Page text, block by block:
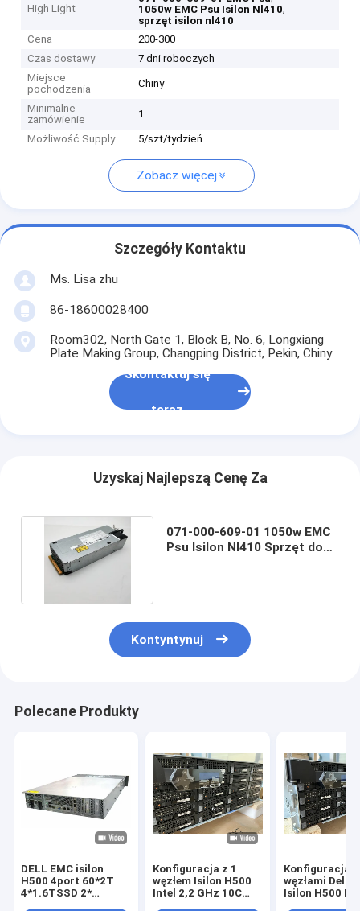
High Light
1050w EMC Psu Isilon Nl410,
sprzęt isilon nl410
Cena
200-300
Czas dostawy
7 dni roboczych
Miejsce
pochodzenia
Chiny
Minimalne
zamówienie
1
Możliwość Supply 5/szt/tydzień
Zobacz więcej
Szczegóły Kontaktu
Ms. Lisa zhu
86-18600028400
Room302, North Gate 1, Block B, No. 6, Longxiang
Plate Making Group, Changping District, Pekin, Chiny
Skontaktuj się
teraz
Uzyskaj Najlepszą Cenę Za
071-000-609-01 1050w EMC
Psu Isilon Nl410 Sprzęt do
Kontyntynuj
Polecane Produkty
DELL EMC isilon
H500 4port 60*2T
4*1.6TSSD 2*
Konfiguracja z 1
węzłem Isilon H500
Intel 2,2 GHz 10C
Konfiguracja
węzłami Dell
Isilon H500